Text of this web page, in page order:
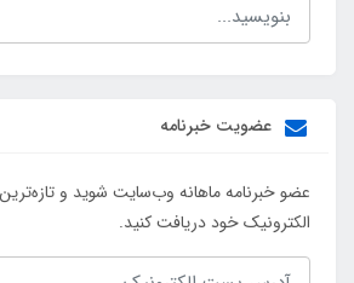
عضویت خبرنامه
عضو خبرنامه ماهانه وب‌سایت شوید و
الکترونیک خود دریافت کنید.